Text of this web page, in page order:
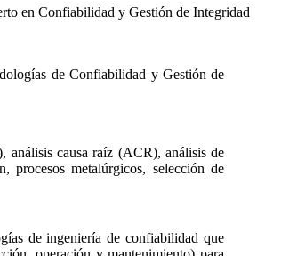
en Confiabilidad y Gestión de Integridad
de Confiabilidad y Gestión de
análisis causa raíz (ACR), análisis de
procesos metalúrgicos, selección de
de ingeniería de confiabilidad que